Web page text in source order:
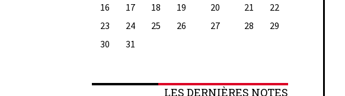
16
17 18 19 20 21
22
23
24 25 26 27 28
29
30
31
LES DERNIÈRES NOTES